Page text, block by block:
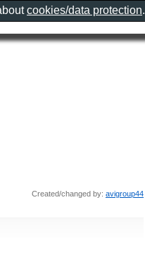
Created/changed by: avigroup44
cookies/data protection.